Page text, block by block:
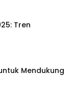
Tren
Mendukung